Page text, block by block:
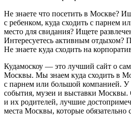
Не знаете что посетить в Москве?
с ребенком, куда сходить с парнем
место для свидания? Ищете
Интересуетесь активным отдыхом?
Не знаете куда сходить на
Кудамоскоу — это лучший сайт о
Москвы. Мы знаем куда сходить в
с парнем или большой компанией. У
события, музеи и выставки Москвы.
и их родителей, лучшие
места Москвы, которые обязательно